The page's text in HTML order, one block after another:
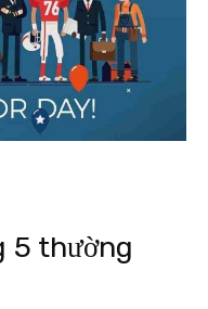
5 thường